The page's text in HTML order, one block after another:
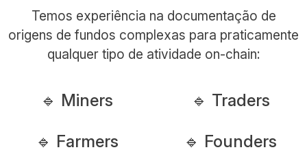
Temos experiência na documentação de
origens de fundos complexas para praticamente
qualquer tipo de atividade on-chain:
🔹 Miners 🔹 Traders
🔹 Farmers 🔹 Founders